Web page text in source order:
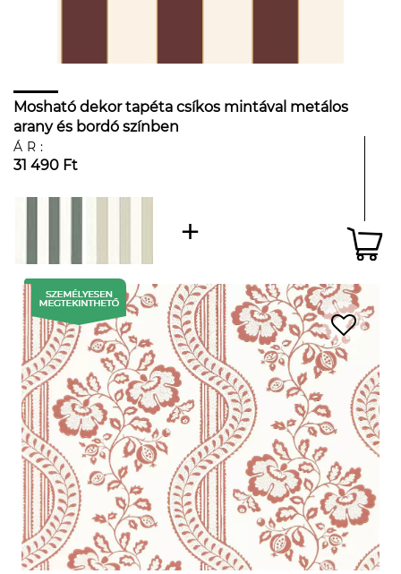
Mosható dekor tapéta csíkos mintával metálos
arany és bordó színben
ÁR:
31 490 Ft